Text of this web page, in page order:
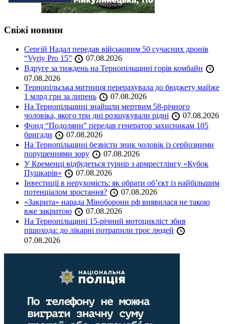
Свіжі новини
Сергій Надал передав військовим 50 сучасних дронів
“Vyriy Pro 15”
07.08.2026
Вдруге за тиждень на Тернопільщині горів комбайн
07.08.2026
Тернопільська митниця перерахувала до бюджету майже
1 млрд грн за липень
07.08.2026
На Тернопільщині знайшли мертвим 58-річного
чоловіка, якого три дні розшукували рідні
07.08.2026
Фонд “Подоляни” передав генератор захисникам 105
бригади
07.08.2026
На Тернопільщині безвісти зник чоловік із серйозними
порушеннями зору
07.08.2026
У Кременці відбудеться турнір з армрестлінгу «Кубок
Пушкарів»
07.08.2026
Інвестиції в нерухомість: як обрати об’єкт із найбільшим
потенціалом зростання?
07.08.2026
«Закрита» нарада Міноборони рф виявилася не такою
вже закритою
07.08.2026
На Тернопільщині 15-річний мотоцикліст збив
пішохода: до лікарні потрапили троє людей
07.08.2026